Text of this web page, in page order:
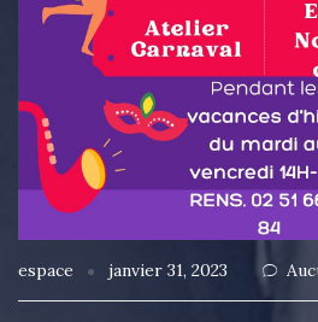
espace janvier 31, 2023